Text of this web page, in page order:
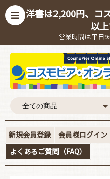
洋書は2,200円、コ
以
営業時間は平日
新規会員登録 会員様ログイン
よくあるご質問（FAQ）